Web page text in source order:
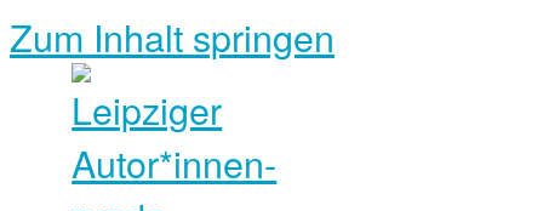
Zum Inhalt springen